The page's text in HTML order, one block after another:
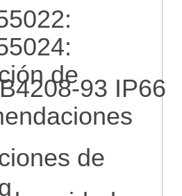
de93 IP66
de